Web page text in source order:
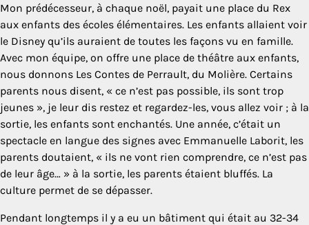
Mon prédécesseur, à chaque noël, payait une place du Rex
aux enfants des écoles élémentaires. Les enfants allaient voir
le Disney qu’ils auraient de toutes les façons vu en famille.
Avec mon équipe, on offre une place de théâtre aux enfants,
nous donnons Les Contes de Perrault, du Molière. Certains
parents nous disent, « ce n’est pas possible, ils sont trop
jeunes », je leur dis restez et regardez-les, vous allez voir ; à la
sortie, les enfants sont enchantés. Une année, c’était un
spectacle en langue des signes avec Emmanuelle Laborit, les
parents doutaient, « ils ne vont rien comprendre, ce n’est pas
de leur âge… » à la sortie, les parents étaient bluffés. La
culture permet de se dépasser.
Pendant longtemps il y a eu un bâtiment qui était au 32-34